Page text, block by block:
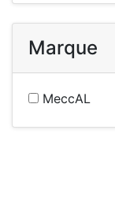
Marque
MeccAL